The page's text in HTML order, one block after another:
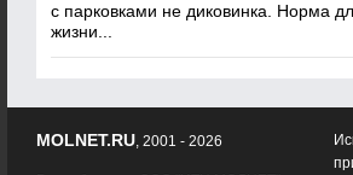
с парковками не диковинка. Норма
жизни...
MOLNET.RU, 2001 - 2026